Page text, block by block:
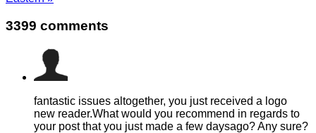
3399 comments
fantastic issues altogether, you just received a logo
new reader.What would you recommend in regards to
your post that you just made a few daysago? Any sure?